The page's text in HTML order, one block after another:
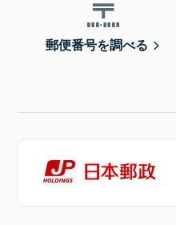
郵便番号を調べる